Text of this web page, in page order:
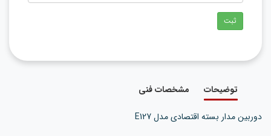
ثبت
توضیحات مشخصات فنی
دوربین مدار بسته اقتصادی مدل E127